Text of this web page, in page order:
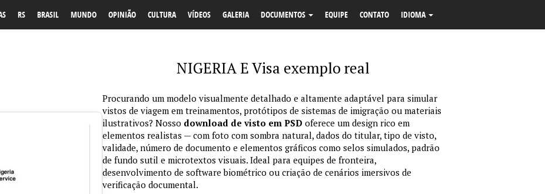
RS BRASIL MUNDO OPINIÃO CULTURA VÍDEOS GALERIA DOCUMENTOS EQUIPE CONTATO IDIOMA
NIGERIA E Visa exemplo real
Procurando um modelo visualmente detalhado e altamente adaptável para simular
vistos de viagem em treinamentos, protótipos de sistemas de imigração ou materiais
ilustrativos? Nosso download de visto em PSD oferece um design rico em
elementos realistas — com foto com sombra natural, dados do titular, tipo de visto,
validade, número de documento e elementos gráficos como selos simulados, padrão
de fundo sutil e microtextos visuais. Ideal para equipes de fronteira,
desenvolvimento de software biométrico ou criação de cenários imersivos de
verificação documental.